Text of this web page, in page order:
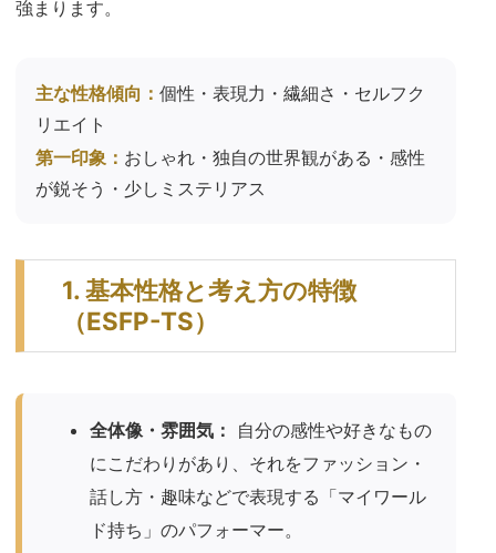
強まります。
主な性格傾向： 個性・表現力・繊細さ・セルフク
リエイト
第一印象： おしゃれ・独自の世界観がある・感性
が鋭そう・少しミステリアス
1. 基本性格と考え方の特徴
（ESFP-TS）
全体像・雰囲気：
自分の感性や好きなもの
にこだわりがあり、それをファッション・
話し方・趣味などで表現する「マイワール
ド持ち」のパフォーマー。